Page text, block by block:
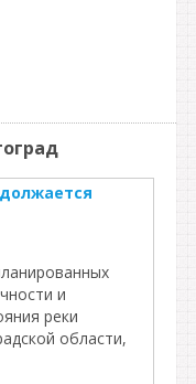
и
реки
области,